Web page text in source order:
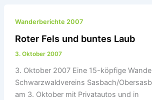
Wanderberichte 2007
Roter Fels und buntes Laub
3. Oktober 2007
3. Oktober 2007 Eine 15-köpfige
Schwarzwaldvereins Sasbach/
am 3. Oktober mit Privatautos und in